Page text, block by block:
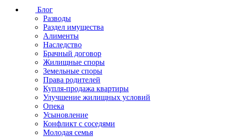
Блог
Разводы
Раздел имущества
Алименты
Наследство
Брачный договор
Жилищные споры
Земельные споры
Права родителей
Купля-продажа квартиры
Улучшение жилищных условий
Опека
Усыновление
Конфликт с соседями
Молодая семья